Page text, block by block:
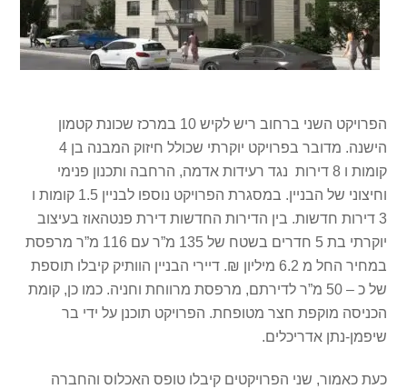
הפרויקט השני ברחוב ריש לקיש 10 במרכז שכונת קטמון
הישנה. מדובר בפרויקט יוקרתי שכולל חיזוק המבנה בן 4
קומות ו 8 דירות נגד רעידות אדמה, הרחבה ותכנון פנימי
וחיצוני של הבניין. במסגרת הפרויקט נוספו לבניין 1.5 קומות ו
3 דירות חדשות. בין הדירות החדשות דירת פנטהאוז בעיצוב
יוקרתי בת 5 חדרים בשטח של 135 מ”ר עם 116 מ”ר מרפסת
במחיר החל מ 6.2 מיליון ₪. דיירי הבניין הוותיק קיבלו תוספת
של כ – 50 מ”ר לדירתם, מרפסת מרווחת וחניה. כמו כן, קומת
הכניסה מוקפת חצר מטופחת. הפרויקט תוכנן על ידי בר
שיפמן-נתן אדריכלים.
כעת כאמור, שני הפרויקטים קיבלו טופס האכלוס והחברה